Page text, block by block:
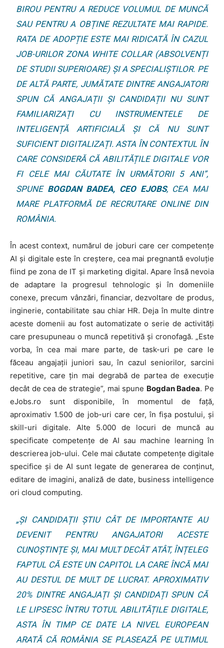
BIROU PENTRU A REDUCE VOLUMUL DE MUNCĂ
SAU PENTRU A OBȚINE REZULTATE MAI RAPIDE.
RATA DE ADOPȚIE ESTE MAI RIDICATĂ ÎN CAZUL
JOB-URILOR ZONA WHITE COLLAR (ABSOLVENȚI
DE STUDII SUPERIOARE) ȘI A SPECIALIȘTILOR. PE
DE ALTĂ PARTE, JUMĂTATE DINTRE ANGAJATORI
SPUN CĂ ANGAJAȚII ȘI CANDIDAȚII NU SUNT
FAMILIARIZAȚI CU INSTRUMENTELE DE
INTELIGENȚĂ ARTIFICIALĂ ȘI CĂ NU SUNT
SUFICIENT DIGITALIZAȚI. ASTA ÎN CONTEXTUL ÎN
CARE CONSIDERĂ CĂ ABILITĂȚILE DIGITALE VOR
FI CELE MAI CĂUTATE ÎN URMĂTORII 5 ANI”,
SPUNE BOGDAN BADEA, CEO EJOBS, CEA MAI
MARE PLATFORMĂ DE RECRUTARE ONLINE DIN
ROMÂNIA.
În acest context, numărul de joburi care cer competențe
AI și digitale este în creștere, cea mai pregnantă evoluție
fiind pe zona de IT și marketing digital. Apare însă nevoia
de adaptare la progresul tehnologic și în domeniile
conexe, precum vânzări, financiar, dezvoltare de produs,
inginerie, contabilitate sau chiar HR. Deja în multe dintre
aceste domenii au fost automatizate o serie de activități
care presupuneau o muncă repetitivă și cronofagă. „Este
vorba, în cea mai mare parte, de task-uri pe care le
făceau angajații juniori sau, în cazul seniorilor, sarcini
repetitive, care țin mai degrabă de partea de execuție
decât de cea de strategie”, mai spune Bogdan Badea. Pe
eJobs.ro sunt disponibile, în momentul de față,
aproximativ 1.500 de job-uri care cer, în fișa postului, și
skill-uri digitale. Alte 5.000 de locuri de muncă au
specificate competențe de AI sau machine learning în
descrierea job-ului. Cele mai căutate competențe digitale
specifice și de AI sunt legate de generarea de conținut,
editare de imagini, analiză de date, business intelligence
ori cloud computing.
„ȘI CANDIDAȚII ȘTIU CÂT DE IMPORTANTE AU
DEVENIT PENTRU ANGAJATORI ACESTE
CUNOȘTINȚE ȘI, MAI MULT DECÂT ATÂT, ÎNȚELEG
FAPTUL CĂ ESTE UN CAPITOL LA CARE ÎNCĂ MAI
AU DESTUL DE MULT DE LUCRAT. APROXIMATIV
20% DINTRE ANGAJAȚI ȘI CANDIDAȚI SPUN CĂ
LE LIPSESC ÎNTRU TOTUL ABILITĂȚILE DIGITALE,
ASTA ÎN TIMP CE DATE LA NIVEL EUROPEAN
ARATĂ CĂ ROMÂNIA SE PLASEAZĂ PE ULTIMUL